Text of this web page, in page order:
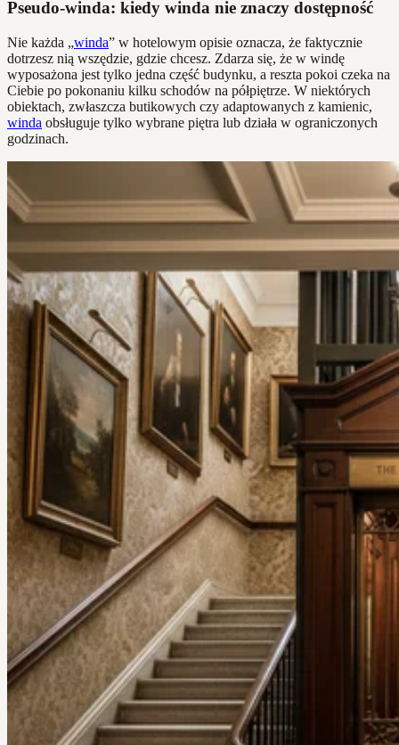
Pseudo-winda: kiedy winda nie znaczy dostępność
Nie każda „winda” w hotelowym opisie oznacza, że faktycznie
dotrzesz nią wszędzie, gdzie chcesz. Zdarza się, że w windę
wyposażona jest tylko jedna część budynku, a reszta pokoi czeka na
Ciebie po pokonaniu kilku schodów na półpiętrze. W niektórych
obiektach, zwłaszcza butikowych czy adaptowanych z kamienic,
winda obsługuje tylko wybrane piętra lub działa w ograniczonych
godzinach.